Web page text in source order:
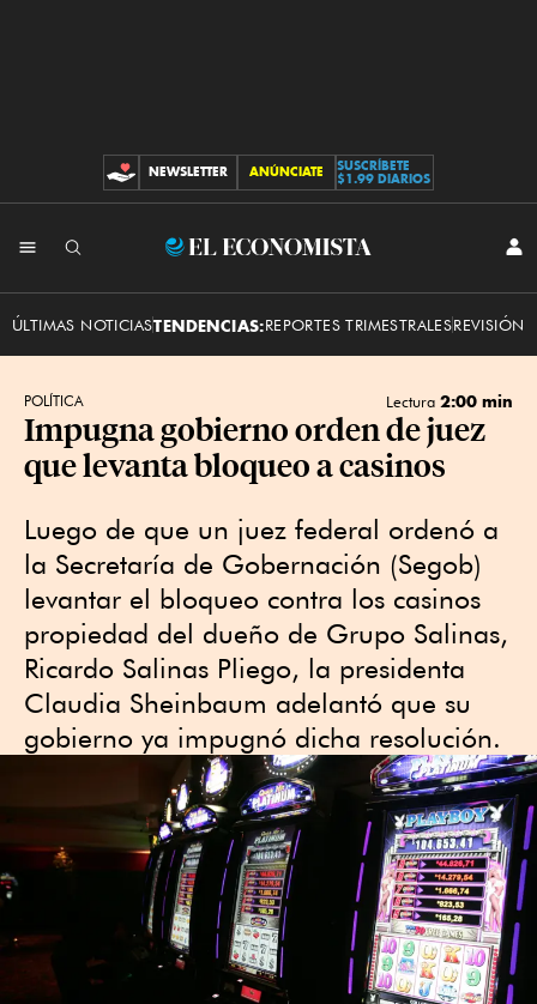
CONTRIBUCIONES
NEWSLETTER ANÚNCIATE
SUSCRÍBETE
$1.99 DIARIOS
El
ÚLTIMAS NOTICIASTENDENCIAS:REPORTES TRIMESTRALESREVISIÓN
POLÍTICA Lectura 2:00 min
Impugna gobierno orden de juez
que levanta bloqueo a casinos
Luego de que un juez federal ordenó a
la Secretaría de Gobernación (Segob)
levantar el bloqueo contra los casinos
propiedad del dueño de Grupo Salinas,
Ricardo Salinas Pliego, la presidenta
Claudia Sheinbaum adelantó que su
gobierno ya impugnó dicha resolución.